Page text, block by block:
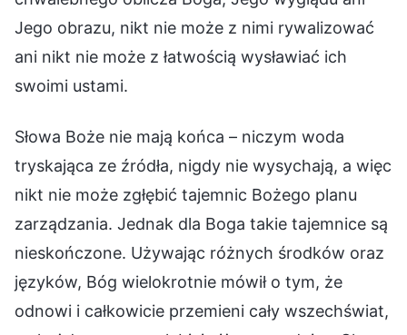
Jego obrazu, nikt nie może z nimi rywalizować
ani nikt nie może z łatwością wysławiać ich
swoimi ustami.
Słowa Boże nie mają końca – niczym woda
tryskająca ze źródła, nigdy nie wysychają, a więc
nikt nie może zgłębić tajemnic Bożego planu
zarządzania. Jednak dla Boga takie tajemnice są
nieskończone. Używając różnych środków oraz
języków, Bóg wielokrotnie mówił o tym, że
odnowi i całkowicie przemieni cały wszechświat,